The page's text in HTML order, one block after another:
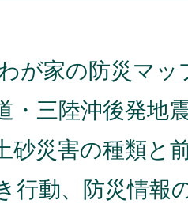
が家の防災マ
・三陸沖後発地
砂災害の種類と
行動、防災情報